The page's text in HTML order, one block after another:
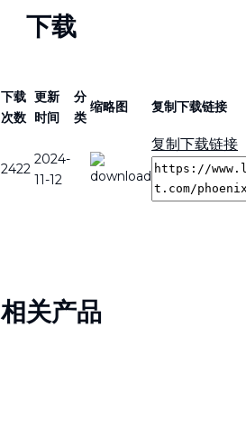
下载
下载
次数
更新
时间
分
类
缩略图 复制下载链接
2422
2024-
11-12
复制下载链接
相关产品